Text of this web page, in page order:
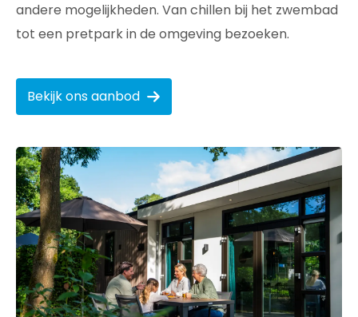
andere mogelijkheden. Van chillen bij het zwembad
tot een pretpark in de omgeving bezoeken.
Bekijk ons aanbod